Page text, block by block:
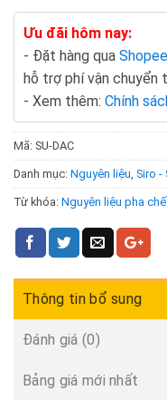
Ưu đãi hôm nay:
- Đặt hàng qua Shopee
hỗ trợ phí vận chuyển
- Xem thêm: Chính
Mã: SU-DAC
Danh mục: Nguyên liệu, Siro -
Từ khóa: Nguyên liệu pha
Thông tin bổ sung
Đánh giá (0)
Bảng giá mới nhất